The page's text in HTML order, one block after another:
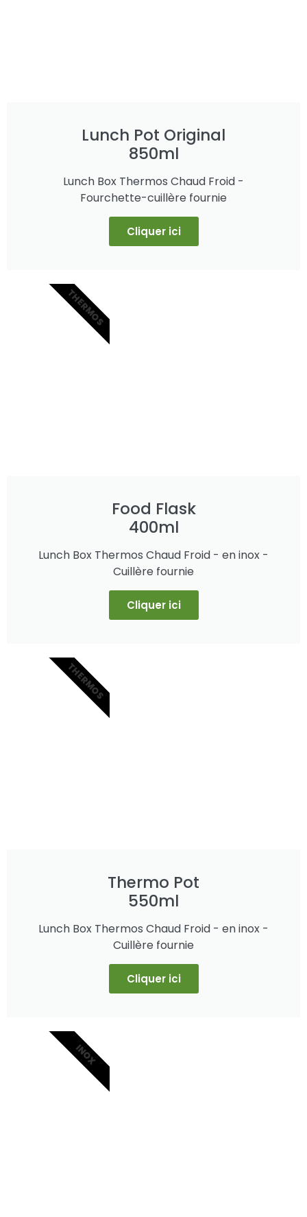
Lunch Pot Original
850ml
Lunch Box Thermos Chaud Froid -
Fourchette-cuillère fournie​
Cliquer ici
Food Flask
400ml
Lunch Box Thermos Chaud Froid - en inox -
Cuillère fournie
Cliquer ici
THERMOS
Thermo Pot
550ml
Lunch Box Thermos Chaud Froid - en inox -
Cuillère fournie
Cliquer ici
THERMOS
INOX